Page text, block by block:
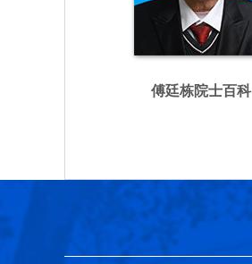
傅廷栋院士百科